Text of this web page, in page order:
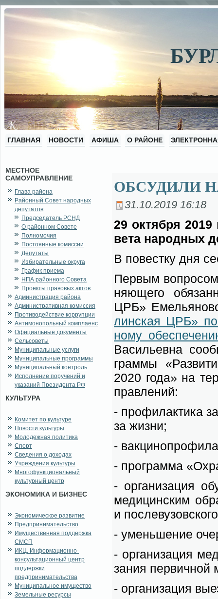
ГЛАВНАЯ НОВОСТИ АФИША О РАЙОНЕ
МЕСТНОЕ
САМОУПРАВЛЕНИЕ
Глава района
Районный Совет народных
депутатов
Председатель РСНД
О районном Совете
Полномочия
Постоянные комиссии
Депутаты
Избирательные округа
График приема
НПА районного Совета
Проекты правовых актов
Администрация района
Административная комиссия
Противодействие коррупции
Антимонопольный комплаенс
Официальные документы
Сельсоветы
Муниципальные услуги
Муниципальные программы
Муниципальный контроль
Исполнение поручений и
указаний Президента РФ
КУЛЬТУРА
Комитет по культуре
Новости культуры
Молодежная политика
Спорт
Сведения о доходах
Учреждения культуры
Многофункциональный
культурный центр
ЭКОНОМИКА И БИЗНЕС
Экономическое развитие
Предпринимательство
Имущественная поддержка
СМСП
ИКЦ. Информационно-
консультационный центр
поддержки
предпринимательства
Муниципальное имущество
Земельные ресурсы
ОБСУДИЛИ
31.10.2019 16:18
29 ок­тяб­ря
ве­та на­род­ных
В по­вест­ку дня
Пер­вым
ня­ю­ще­го
ЦРБ»
лин­ская ЦРБ»
но­му
Ва­си­льев­на
грам­мы
2020 го­да» на
прав­ле­ний:
- про­фи­лак­ти­ка
за жиз­ни;
-
- про­грам­ма
- ор­га­ни­за­ция
ме­ди­цин­ским
и
- умень­ше­ние
- ор­га­ни­за­ция
за­ния пер­вич­ной
- ор­га­ни­за­ция